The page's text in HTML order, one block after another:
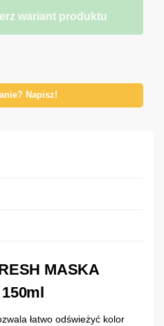
wariant produktu
Napisz!
MASKA
łatwo odświeżyć kolor